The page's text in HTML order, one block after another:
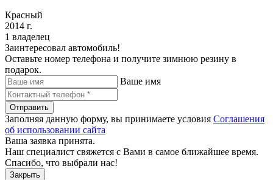
Красный
2014 г.
1 владелец
Заинтересовал автомобиль!
Оставьте номер телефона и получите зимнюю резину в
подарок.
Ваше имя
Отправить
Заполняя данную форму, вы принимаете условия Соглашения
об использовании сайта
Ваша заявка принята.
Наш специалист свяжется с Вами в самое ближайшее время.
Спасибо, что выбрали нас!
Закрыть